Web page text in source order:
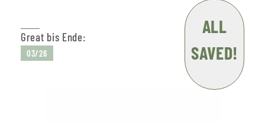
Great bis Ende:
03/26
ALL
SAVED!